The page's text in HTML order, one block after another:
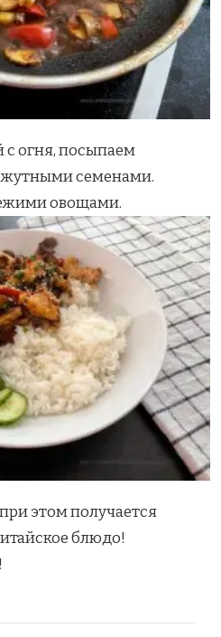
с огня, посыпаем
семенами.
овощами.
этом получается
блюдо!